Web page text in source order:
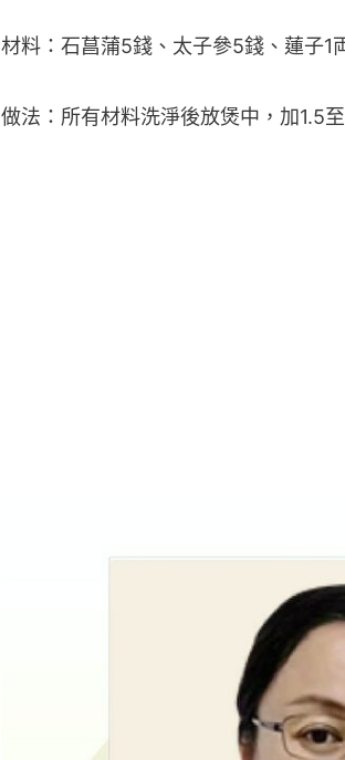
材料：石菖蒲5錢、太子參5錢、蓮子1
做法：所有材料洗淨後放煲中，加1.5